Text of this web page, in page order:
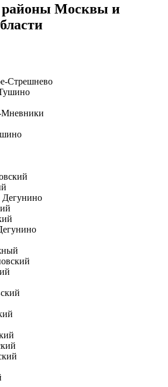
районы Москвы и
Стрешнево
Дегунино